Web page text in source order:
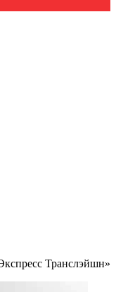
Транслэйшн»